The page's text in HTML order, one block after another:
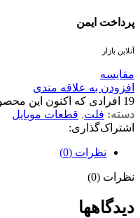
پرداخت ایمن
آنلاین بازار
مقايسه
افزودن به علاقه مندی
19 افرادی که اکنون این
دسته: فلت, قطعات موبایل
اشتراک‌گذاری:
نظرات (0)
نظرات (0)
دیدگاهها